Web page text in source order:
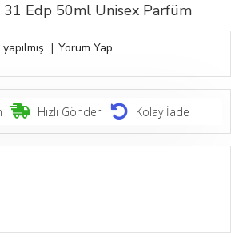
31 Edp 50ml Unisex Parfüm
Hızlı Gönderi Kolay İade
| Yorum Yap